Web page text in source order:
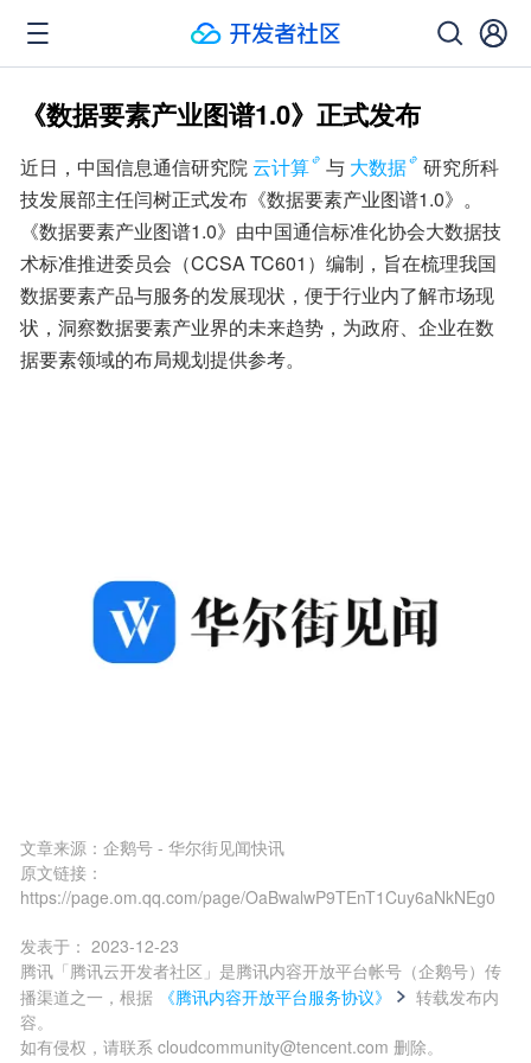
《数据要素产业图谱1.0》正式发布
近日，中国信息通信研究院云计算 与 大数据
研究所科
技发展部主任闫树正式发布《数据要素产业图谱1.0》。
《数据要素产业图谱1.0》由中国通信标准化协会大数据技
术标准推进委员会（CCSA TC601）编制，旨在梳理我国
数据要素产品与服务的发展现状，便于行业内了解市场现
状，洞察数据要素产业界的未来趋势，为政府、企业在数
据要素领域的布局规划提供参考。
文章来源： 企鹅号 - 华尔街见闻快讯
原文链接：
https://page.om.qq.com/page/OaBwalwP9TEnT1Cuy6aNkNEg0
发表于： 2023-12-23
腾讯「腾讯云开发者社区」是腾讯内容开放平台帐号（企鹅号）传
播渠道之一，根据
《腾讯内容开放平台服务协议》
转载发布内
容。
如有侵权，请联系 cloudcommunity@tencent.com 删除。